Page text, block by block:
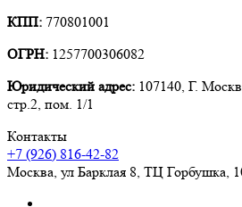
КПП: 770801001
ОГРН: 1257700306082
Юридический адрес: 107140, Г.
стр.2, пом. 1/1
Контакты
+7 (926) 816-42-82
Москва, ул Барклая 8, ТЦ Горбушка,